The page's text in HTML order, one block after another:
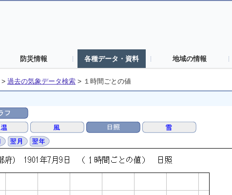
防災情報 各種データ・資料 地域の情報
> 過去の気象データ検索 > １時間ごとの値